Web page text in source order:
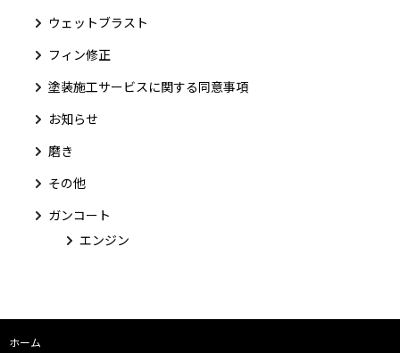
ウェットブラスト
フィン修正
塗装施工サービスに関する同意事項
お知らせ
磨き
その他
ガンコート
エンジン
ホーム